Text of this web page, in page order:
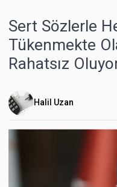
Sert Sözlerle
Tükenmekte
Rahatsız
Halil Uzan